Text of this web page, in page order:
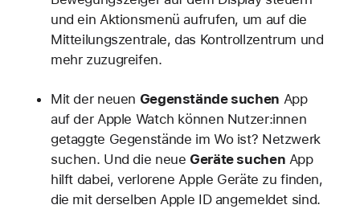
und ein Aktionsmenü aufrufen, um auf die
Mitteilungszentrale, das Kontrollzentrum und
mehr zuzugreifen.
Mit der neuen Gegenstände suchen App
auf der Apple Watch können Nutzer:innen
getaggte Gegenstände im Wo ist? Netzwerk
suchen. Und die neue Geräte suchen App
hilft dabei, verlorene Apple Geräte zu finden,
die mit derselben Apple ID angemeldet sind.